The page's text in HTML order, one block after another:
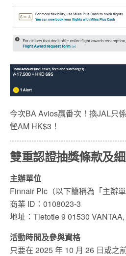
今次BA Avios贏番次！換JAL只
慳AM HK$3！
雙重認證抽獎條款及
主辦單位
Finnair Plc（以下簡稱為「主辦單
商業 ID：0108023-3
地址：Tietotie 9 01530
活動時間及參與資格
只要在 2025 年 10 月 26 日或之